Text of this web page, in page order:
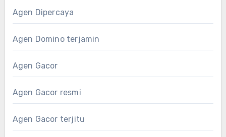
Agen Dipercaya
Agen Domino terjamin
Agen Gacor
Agen Gacor resmi
Agen Gacor terjitu